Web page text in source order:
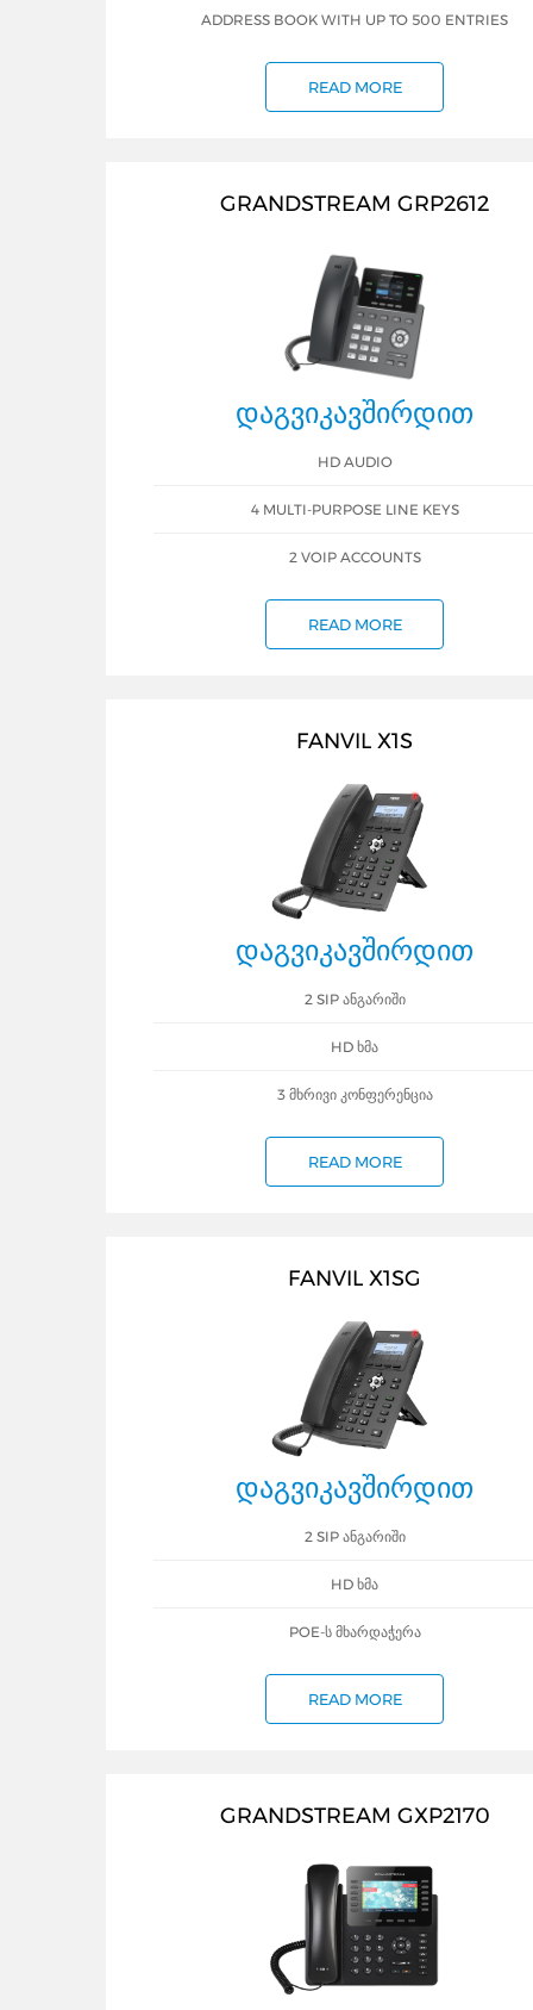
ADDRESS BOOK WITH UP TO 500 ENTRIES
READ MORE
GRANDSTREAM GRP2612
ᲓᲐᲒᲕᲘᲙᲐᲕᲨᲘᲠᲓᲘᲗ
HD AUDIO
4 MULTI-PURPOSE LINE KEYS
2 VOIP ACCOUNTS
READ MORE
FANVIL X1S
ᲓᲐᲒᲕᲘᲙᲐᲕᲨᲘᲠᲓᲘᲗ
2 SIP ᲐᲜᲒᲐᲠᲘᲨᲘ
HD ᲮᲛᲐ
3 ᲛᲮᲠᲘᲕᲘ ᲙᲝᲜᲤᲔᲠᲔᲜᲪᲘᲐ
READ MORE
FANVIL X1SG
ᲓᲐᲒᲕᲘᲙᲐᲕᲨᲘᲠᲓᲘᲗ
2 SIP ᲐᲜᲒᲐᲠᲘᲨᲘ
HD ᲮᲛᲐ
POE-Ს ᲛᲮᲐᲠᲓᲐᲭᲔᲠᲐ
READ MORE
GRANDSTREAM GXP2170